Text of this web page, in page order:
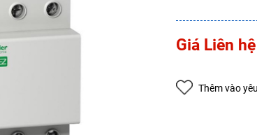
Giá Liên hệ
Thêm vào
Ngày hết hạn: